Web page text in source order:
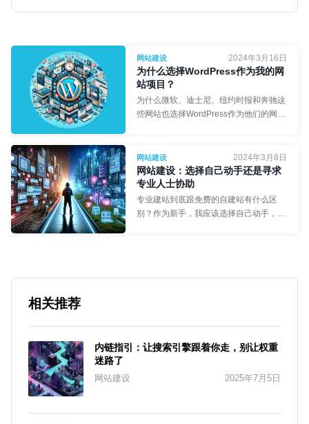
2024年3月16日
网站建设
为什么选择WordPress作为我的网
站项目？
为什么微软、迪士尼、纽约时报和奔驰这
些网站也选择WordPress作为他们的网站
网络工程师- 食不言
2024年3月8日
网站建设
网站建设：选择自己动手还是寻求
专业人士协助
专业建站到底跟免费的自建站有什么区
别？作为新手，我应该选择自己动手，还
相关推荐
内链指引：让搜索引擎跟着你走，别让权重
迷路了
网站建设 2025年7月5日